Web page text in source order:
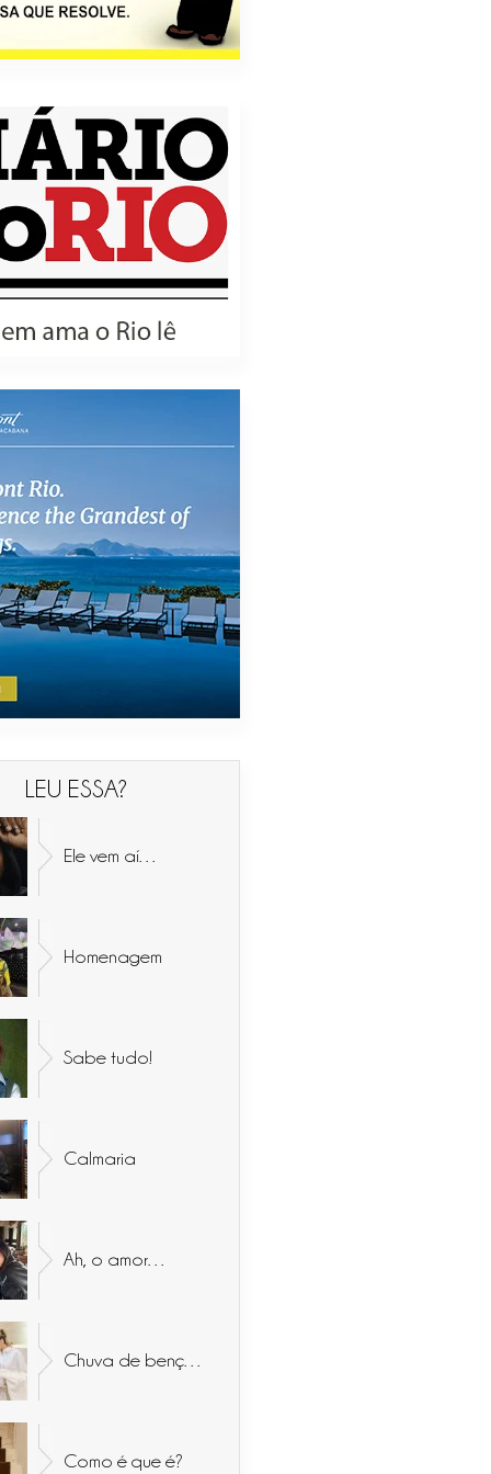
LEU ESSA?
Ele vem aí…
Homenagem
Sabe tudo!
Calmaria
Ah, o amor…
Como é que é?